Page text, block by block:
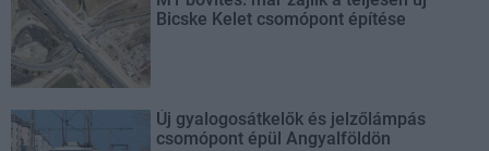
Bicske Kelet csomópont építése
Új gyalogosátkelők és jelzőlámpás
csomópont épül Angyalföldön